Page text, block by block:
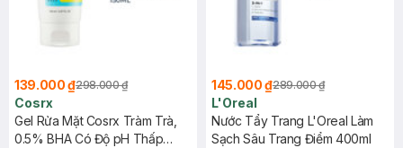
139.000 ₫298.000 ₫
Cosrx
Gel Rửa Mặt Cosrx Tràm Trà,
0.5% BHA Có Độ pH Thấp
145.000 ₫289.000 ₫
L'Oreal
Nước Tẩy Trang L'Oreal Làm
Sạch Sâu Trang Điểm 400ml